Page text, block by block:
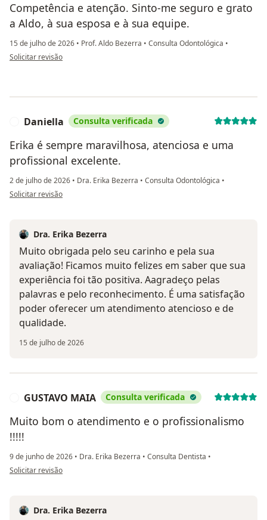
Competência e atenção. Sinto-me seguro e grato
a Aldo, à sua esposa e à sua equipe.
15 de julho de 2026 • Prof. Aldo Bezerra • Consulta Odontológica •
na opinião do utilizador Robson
Solicitar revisão
Daniella Consulta verificada
Erika é sempre maravilhosa, atenciosa e uma
profissional excelente.
2 de julho de 2026 • Dra. Erika Bezerra • Consulta Odontológica •
na opinião do utilizador Daniella
Solicitar revisão
Dra. Erika Bezerra
Muito obrigada pelo seu carinho e pela sua
avaliação! Ficamos muito felizes em saber que sua
experiência foi tão positiva. Aagradeço pelas
palavras e pelo reconhecimento. É uma satisfação
poder oferecer um atendimento atencioso e de
qualidade.
15 de julho de 2026
GUSTAVO MAIA Consulta verificada
Muito bom o atendimento e o profissionalismo
!!!!!
9 de junho de 2026 • Dra. Erika Bezerra • Consulta Dentista •
na opinião do utilizador GUSTAVO MAIA
Solicitar revisão
Dra. Erika Bezerra